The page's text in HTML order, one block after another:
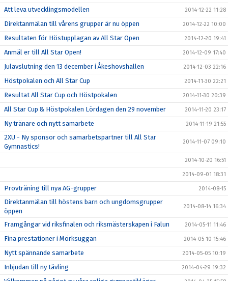
Att leva utvecklingsmodellen 2014-12-22 11:28
Direktanmälan till vårens grupper är nu öppen 2014-12-22 10:00
Resultaten för Höstupplagan av All Star Open 2014-12-20 19:41
Anmäl er till All Star Open! 2014-12-09 17:40
Julavslutning den 13 december i Åkeshovshallen 2014-12-03 22:16
Höstpokalen och All Star Cup 2014-11-30 22:21
Resultat All Star Cup och Höstpokalen 2014-11-30 20:39
All Star Cup & Höstpokalen Lördagen den 29 november 2014-11-20 23:17
Ny tränare och nytt samarbete 2014-11-19 21:55
2XU - Ny sponsor och samarbetspartner till All Star
Gymnastics!
2014-11-07 09:10
2014-10-20 16:51
2014-09-01 18:31
Provträning till nya AG-grupper 2014-08-15
Direktanmälan till höstens barn och ungdomsgrupper
öppen
2014-08-14 16:34
Framgångar vid riksfinalen och riksmästerskapen i Falun 2014-05-11 11:46
Fina prestationer i Mörksuggan 2014-05-10 15:46
Nytt spännande samarbete 2014-05-05 10:19
Inbjudan till ny tävling 2014-04-29 19:32